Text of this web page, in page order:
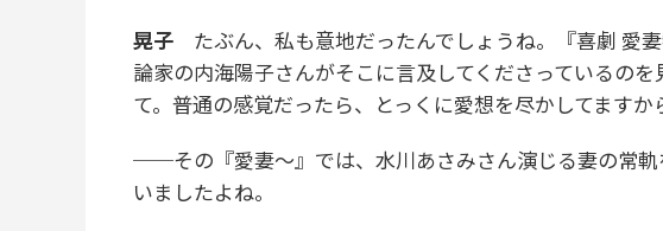
晃子 たぶん、私も意地だったんでしょうね。『喜劇 愛
論家の内海陽子さんがそこに言及してくださっているの
て。普通の感覚だったら、とっくに愛想を尽かしてますか
──その『愛妻〜』では、水川あさみさん演じる妻の常軌
いましたよね。